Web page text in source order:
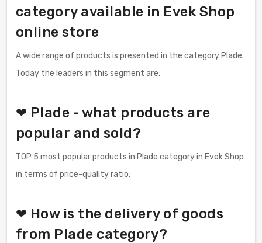
category available in Evek Shop
online store
A wide range of products is presented in the category Plade.
Today the leaders in this segment are:
❤ Plade - what products are
popular and sold?
TOP 5 most popular products in Plade category in Evek Shop
in terms of price-quality ratio:
❤ How is the delivery of goods
from Plade category?